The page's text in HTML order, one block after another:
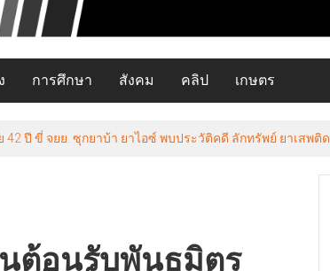
การศึกษา สังคม คลิป เกษตร
ปี ขี่ จยย. ซุกยาบ้า ยาไอซ์ พบประวัติคดี ลักทรัพย์ ยาเสพติด
นต้อนรับพันธมิตร